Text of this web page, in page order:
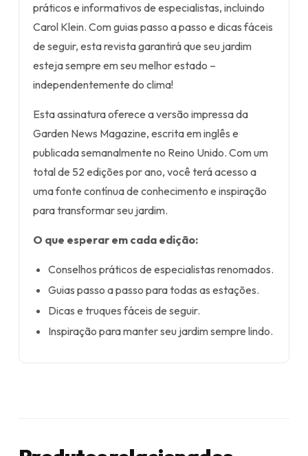
práticos e informativos de especialistas, incluindo
Carol Klein. Com guias passo a passo e dicas fáceis
de seguir, esta revista garantirá que seu jardim
esteja sempre em seu melhor estado –
independentemente do clima!
Esta assinatura oferece a versão impressa da
Garden News Magazine, escrita em inglês e
publicada semanalmente no Reino Unido. Com um
total de 52 edições por ano, você terá acesso a
uma fonte contínua de conhecimento e inspiração
para transformar seu jardim.
O que esperar em cada edição:
Conselhos práticos de especialistas renomados.
Guias passo a passo para todas as estações.
Dicas e truques fáceis de seguir.
Inspiração para manter seu jardim sempre lindo.